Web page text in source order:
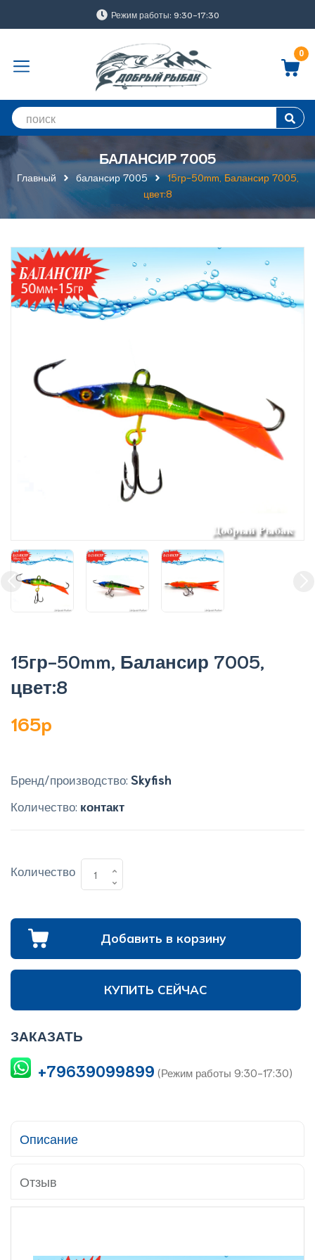
Режим работы: 9:30-17:30
0
БАЛАНСИР 7005
Главный балансир 7005
15гр-50mm, Балансир 7005,
цвет:8
15гр-50mm, Балансир 7005,
цвет:8
165p
Бренд/производство: Skyfish
Количество: контакт
Количество
Добавить в корзину
КУПИТЬ СЕЙЧАС
ЗАКАЗАТЬ
+79639099899 (Режим работы 9:30-17:30)
Описание
Отзыв